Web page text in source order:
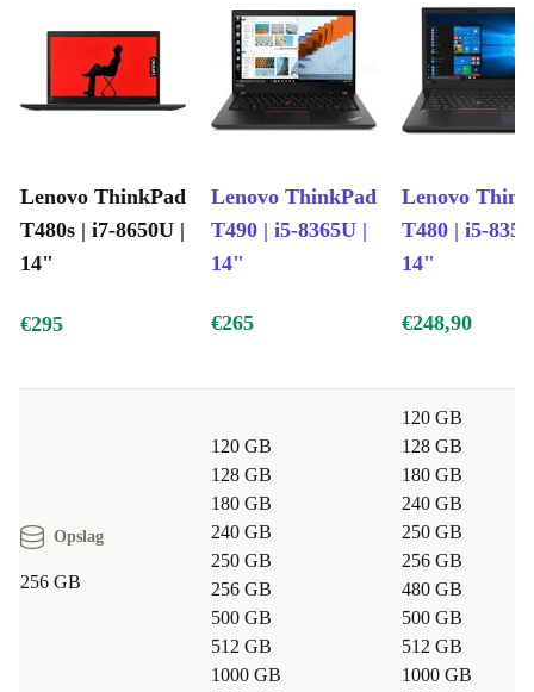
Lenovo ThinkPad
T480s | i7-8650U |
14"
Lenovo ThinkPad
T490 | i5-8365U |
14"
Lenovo
T480 | i5-
14"
€295 €265 €248,90
Opslag
256 GB
120 GB
128 GB
180 GB
240 GB
250 GB
256 GB
500 GB
512 GB
1000 GB
120 GB
128 GB
180 GB
240 GB
250 GB
256 GB
480 GB
500 GB
512 GB
1000 GB